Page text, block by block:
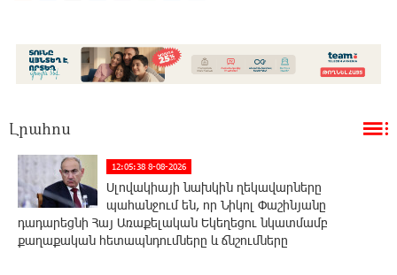
Լրահոս
12:05:38 8-08-2026
Սլովակիայի նախկին ղեկավարները
պահանջում են, որ Նիկոլ Փաշինյանը
դադարեցնի Հայ Առաքելական Եկեղեցու նկատմամբ
քաղաքական հետապնդումները և ճնշումները